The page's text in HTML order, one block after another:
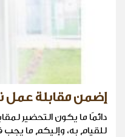
إضمن مقابلة عمل
دائمًا ما يكون التحضير
للقيام به، وإليكم ما يجب